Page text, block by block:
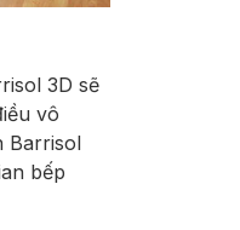
3D sẽ
vô
Barrisol
bếp